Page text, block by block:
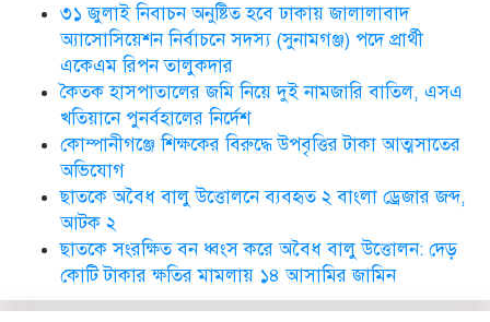
ছাতকে এক শিক্ষিকা ভারতে টাটা
হাসপাতালে ভতি
ছাত‌কে দৈনিক সুনামকণ্ঠ’র সপ্তম
ডা. নার্গিস বাহার চৌধুরীর ইন্তেকাল
৩১ জুলাই নিবাচন অনু‌ষ্টিত হ‌বে ঢাকায় জালালাবাদ
অ্যাসোসিয়েশন নির্বাচনে সদস্য (সুনামগঞ্জ) পদে প্রার্থী
একেএম রিপন তালুকদার
কৈতক হাসপাতালের জমি নিয়ে দুই নামজারি বাতিল, এসএ
খতিয়ানে পুনর্বহালের নির্দেশ
কোম্পানীগঞ্জে শিক্ষকের বিরুদ্ধে উপবৃত্তির টাকা আত্মসাতের
অভিযোগ
ছাতকে অবৈধ বালু উত্তোলনে ব্যবহৃত ২ বাংলা ড্রেজার জব্দ,
আটক ২
ছাতকে সংরক্ষিত বন ধ্বংস করে অবৈধ বালু উত্তোলন: দেড়
কোটি টাকার ক্ষতির মামলায় ১৪ আসামির জামিন